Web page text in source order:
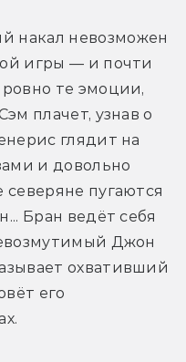
накал невозможен
игры — и почти
те эмоции,
плачет, узнав о
глядит на
и довольно
северяне пугаются
Бран ведёт себя
Джон
охвативший
его